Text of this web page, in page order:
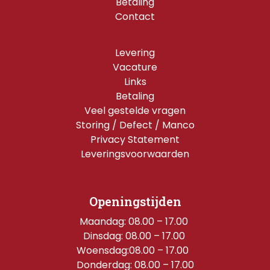
Contact
Levering
Vacature
Links
Betaling
Veel gestelde vragen
Storing / Defect / Manco
Privacy Statement
Leveringsvoorwaarden
Openingstijden
Maandag: 08.00 – 17.00
Dinsdag: 08.00 – 17.00
Woensdag:08.00 – 17.00
Donderdag: 08.00 – 17.00